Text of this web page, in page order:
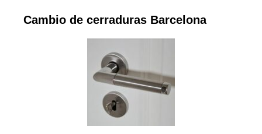
Cambio de cerraduras Barcelona